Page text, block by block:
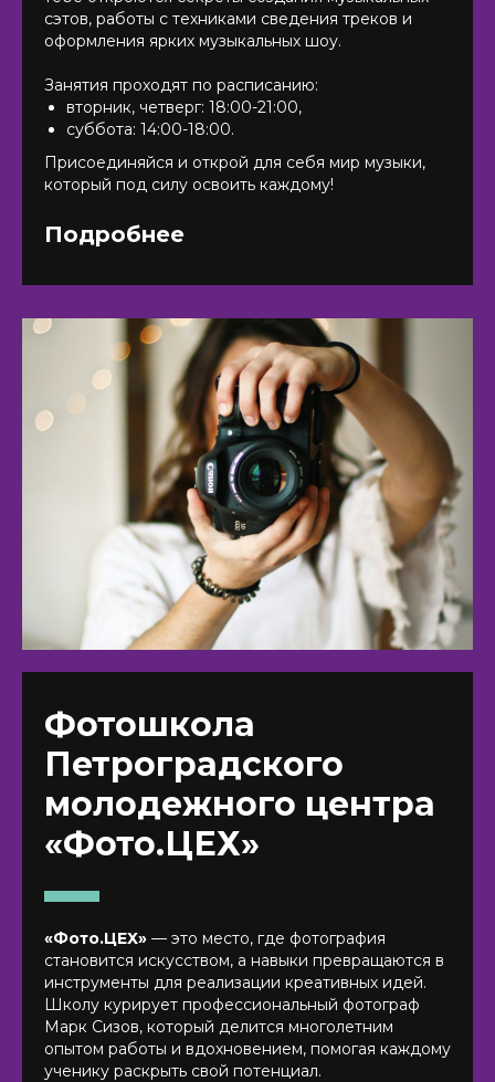
сэтов, работы с техниками сведения треков и
оформления ярких музыкальных шоу.
Занятия проходят по расписанию:
вторник, четверг: 18:00-21:00,
суббота: 14:00-18:00.
Присоединяйся и открой для себя мир музыки,
который под силу освоить каждому!
Подробнее
Фотошкола
Петроградского
молодежного центра
«Фото.ЦЕХ»
«Фото.ЦЕХ» — это место, где фотография
становится искусством, а навыки превращаются в
инструменты для реализации креативных идей.
Школу курирует профессиональный фотограф
Марк Сизов, который делится многолетним
опытом работы и вдохновением, помогая каждому
ученику раскрыть свой потенциал.